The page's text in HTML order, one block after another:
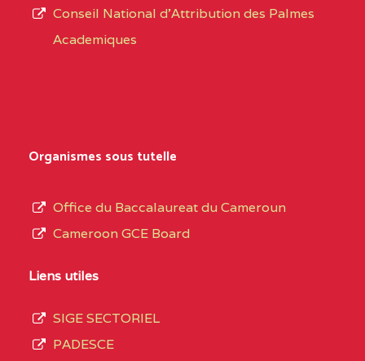
CENTRE
COLLEGE PRIVE
CENTRE
COLLEGE PRIVE LAIC
SAINT MICHEL
CENTRE
d’éducation
de
du
de
septembre
Conseil National d'Attribution des Palmes
Academiques
Organismes sous tutelle
Office du Baccalaureat du Cameroun
Cameroon GCE Board
Liens utiles
SIGE SECTORIEL
PADESCE